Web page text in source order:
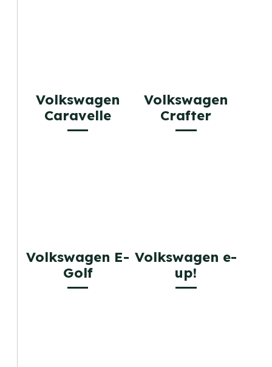
Volkswagen
Caravelle
Volkswagen
Crafter
Volkswagen E-
Golf
Volkswagen e-
up!